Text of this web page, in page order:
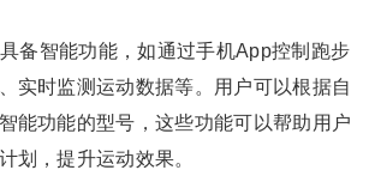
备智能功能，如通过手机App控制跑步
实时监测运动数据等。用户可以根据自
能功能的型号，这些功能可以帮助用户
划，提升运动效果。